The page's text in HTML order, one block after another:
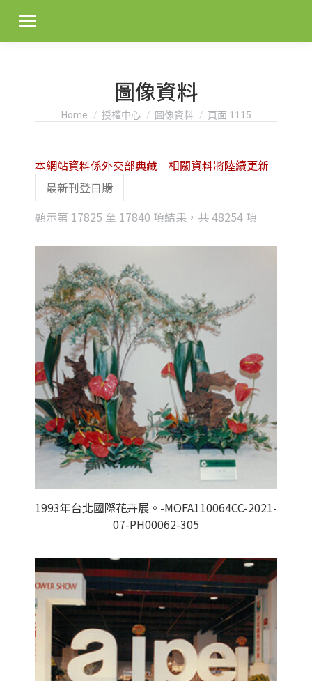
圖像資料
You are here:
Home 授權中心 圖像資料 頁面 1115
顯示第 17825 至 17840 項結果，共 48254 項
latest
本網站資料係外交部典藏 相關資料將陸續更新
1993年台北國際花卉展。-MOFA110064CC-2021-
07-PH00062-305